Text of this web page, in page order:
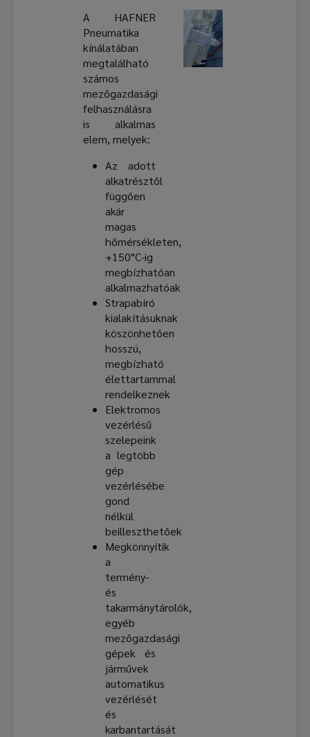
A HAFNER
Pneumatika
kínálatában
megtalálható
számos
mezőgazdasági
felhasználásra
is alkalmas
elem, melyek:
Az adott
alkatrésztől
függően
akár
magas
hőmérsékleten,
+150°C-ig
megbízhatóan
alkalmazhatóak
Strapabíró
kialakításuknak
köszönhetően
hosszú,
megbízható
élettartammal
rendelkeznek
Elektromos
vezérlésű
szelepeink
a legtöbb
gép
vezérlésébe
gond
nélkül
beilleszthetőek
Megkönnyítik
a
termény-
és
takarmánytárolók,
egyéb
mezőgazdasági
gépek és
járművek
automatikus
vezérlését
és
karbantartását